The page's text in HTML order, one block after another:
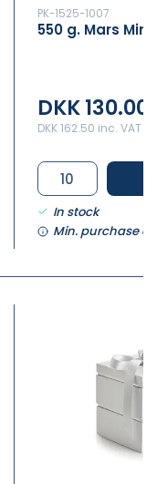
PK-1525-1007
550 g. Mars
DKK 130.00
DKK 162.50 inc. VAT
In stock
Min. purchase of